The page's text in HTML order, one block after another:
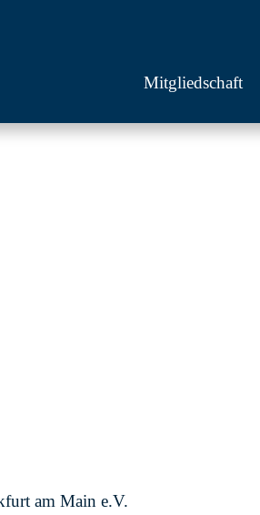
Mitgliedschaft
am Main e.V.